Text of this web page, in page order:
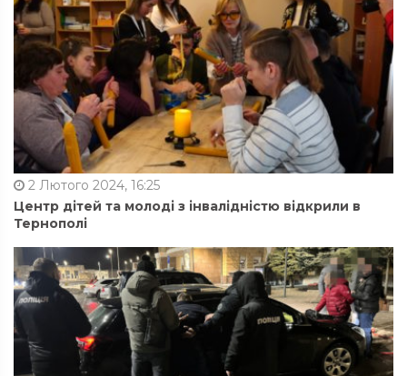
2 Лютого 2024, 16:25
Центр дітей та молоді з інвалідністю відкрили в
Тернополі